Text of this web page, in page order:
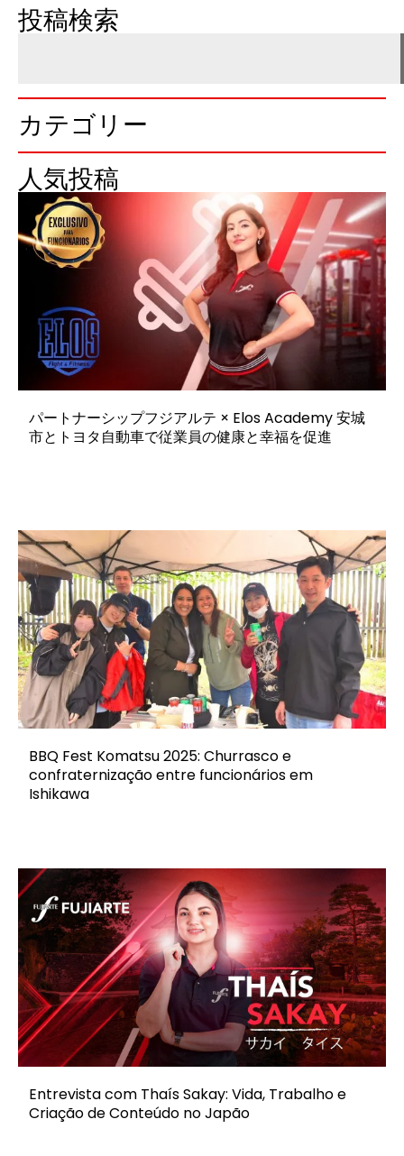
投稿検索
カテゴリー
人気投稿
パートナーシップフジアルテ × Elos Academy 安城
市とトヨタ自動車で従業員の健康と幸福を促進
BBQ Fest Komatsu 2025: Churrasco e
confraternização entre funcionários em
Ishikawa
Entrevista com Thaís Sakay: Vida, Trabalho e
Criação de Conteúdo no Japão